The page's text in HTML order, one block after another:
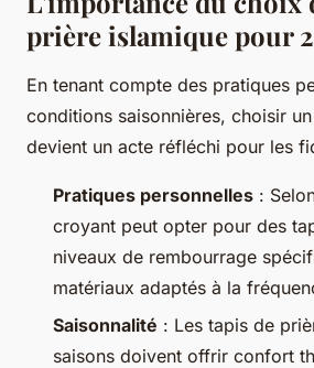
prière islamique pour
En tenant compte des pratiques
conditions saisonnières, choisir
devient un acte réfléchi pour les
Pratiques personnelles :
croyant peut opter pour des
niveaux de rembourrage
matériaux adaptés à la
Saisonnalité : Les tapis de
saisons doivent offrir confort